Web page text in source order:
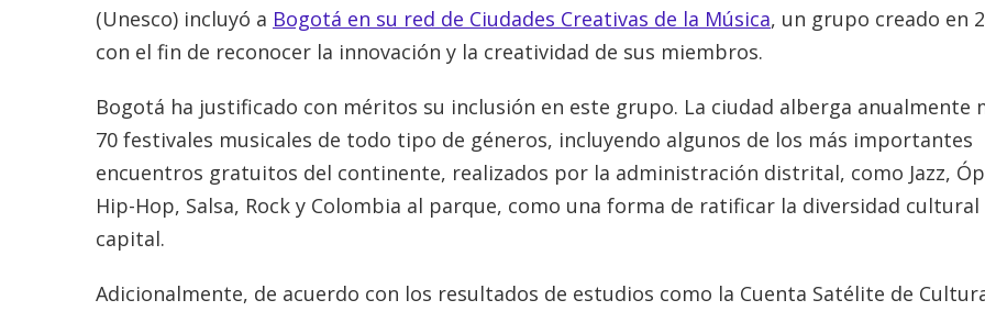
(Unesco) incluyó a Bogotá en su red de Ciudades Creativas de la Música, un grupo creado en
con el fin de reconocer la innovación y la creatividad de sus miembros.
Bogotá ha justificado con méritos su inclusión en este grupo. La ciudad alberga anualmente
70 festivales musicales de todo tipo de géneros, incluyendo algunos de los más importantes
encuentros gratuitos del continente, realizados por la administración distrital, como Jazz,
Hip-Hop, Salsa, Rock y Colombia al parque, como una forma de ratificar la diversidad cultural
capital.
Adicionalmente, de acuerdo con los resultados de estudios como la Cuenta Satélite de